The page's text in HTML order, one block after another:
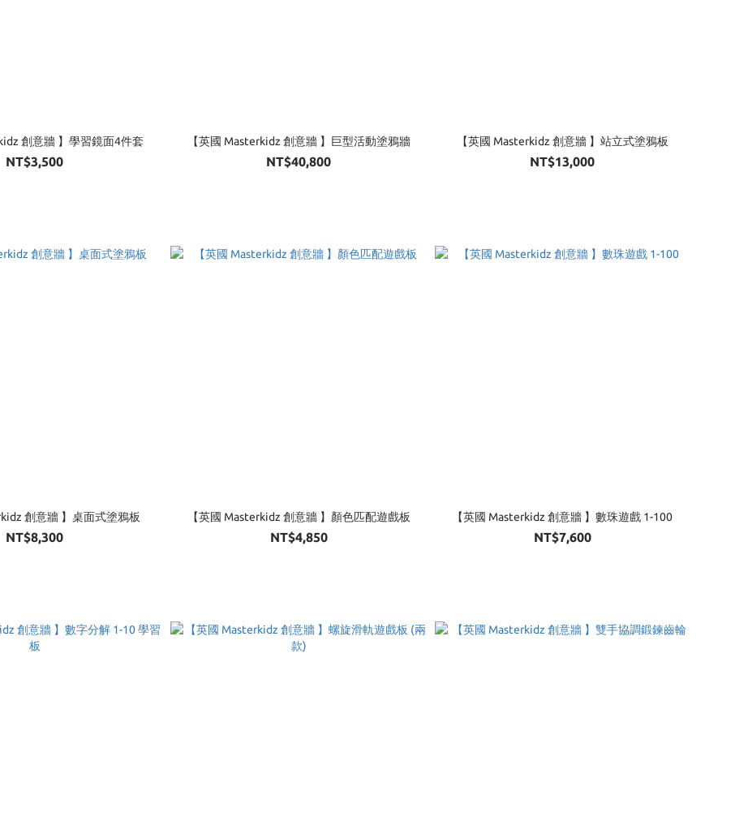
創意牆 】學習鏡面4件套
NT$3,500
【英國 Masterkidz 創意牆 】巨型活動塗鴉牆
NT$40,800
【英國 Masterkidz 創意牆 】站立式塗鴉板
NT$13,000
創意牆 】桌面式塗鴉板
NT$8,300
【英國 Masterkidz 創意牆 】顏色匹配遊戲板
NT$4,850
【英國 Masterkidz 創意牆 】數珠遊戲 1-100
NT$7,600